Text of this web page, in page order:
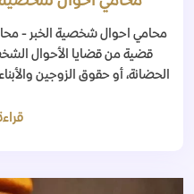
قضية من قضايا الأحوال
الحضانة، أو حقوق الزوجين